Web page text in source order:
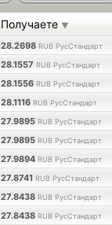
Получаете ▼
28.2698 RUB РусСтандарт
28.1557 RUB РусСтандарт
28.1556 RUB РусСтандарт
28.1116 RUB РусСтандарт
27.9895 RUB РусСтандарт
27.9895 RUB РусСтандарт
27.9894 RUB РусСтандарт
27.8741 RUB РусСтандарт
27.8438 RUB РусСтандарт
27.8438 RUB РусСтандарт